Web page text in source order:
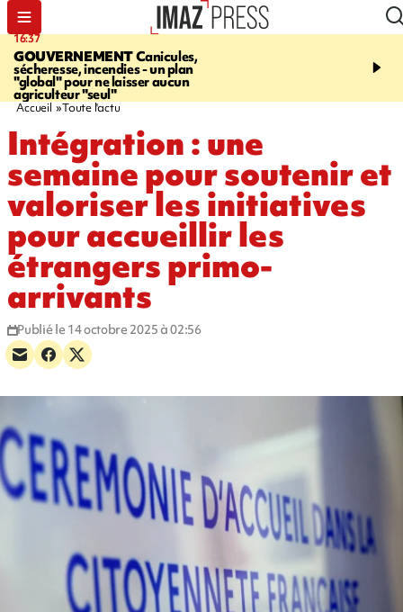
16:37
GOUVERNEMENTCanicules,
sécheresse, incendies - un plan
"global" pour ne laisser aucun
agriculteur "seul"
20:23
interpellé, coprs
Accueil Toute l'actu
Intégration : une
semaine pour soutenir et
valoriser les initiatives
pour accueillir les
étrangers primo-
arrivants
Publié le 14 octobre 2025 à 02:56